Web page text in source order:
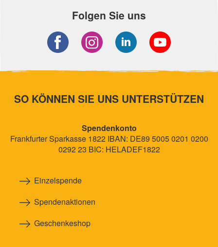
Folgen Sie uns
SO KÖNNEN SIE UNS UNTERSTÜTZEN
Spendenkonto
Frankfurter Sparkasse 1822 IBAN: DE89 5005 0201 0200
0292 23 BIC: HELADEF1822
Einzelspende
Spendenaktionen
Geschenkeshop